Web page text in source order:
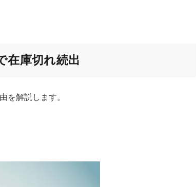
在庫切れ続出
を解説します。